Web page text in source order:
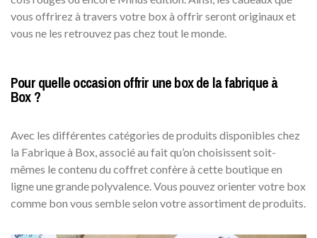
vous offrirez à travers votre box à offrir seront originaux et
vous ne les retrouvez pas chez tout le monde.
Pour quelle occasion offrir une box de la fabrique à
Box ?
Avec les différentes catégories de produits disponibles chez
la Fabrique à Box, associé au fait qu’on choisissent soit-
mêmes le contenu du coffret confère à cette boutique en
ligne une grande polyvalence. Vous pouvez orienter votre box
comme bon vous semble selon votre assortiment de produits.